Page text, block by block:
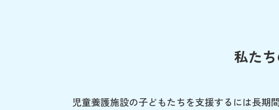
私た
児童養護施設の子どもたちを支援するには長期